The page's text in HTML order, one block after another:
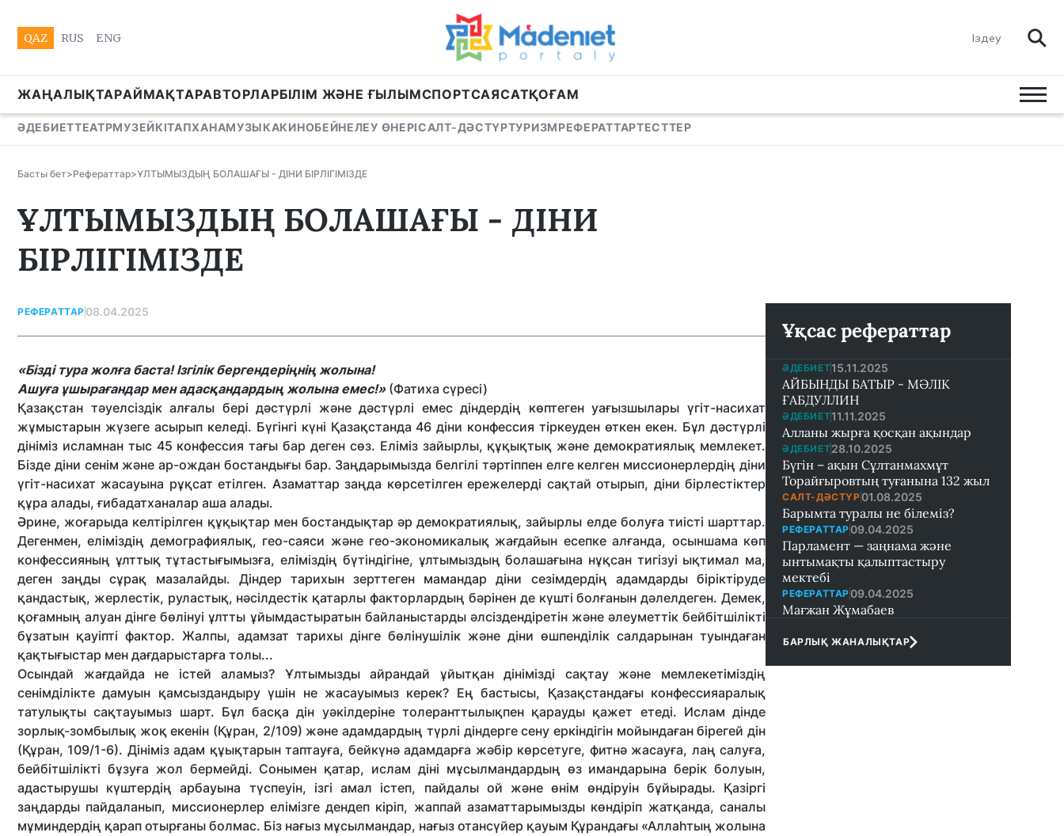
QAZ RUS ENG
ЖАҢАЛЫҚТАРАЙМАҚТАРАВТОРЛАРБІЛІМ ЖӘНЕ ҒЫЛЫМСПОРТСАЯСАТҚОҒАМ
ӘДЕБИЕТТЕАТРМУЗЕЙКІТАПХАНАМУЗЫКАКИНОБЕЙНЕЛЕУ ӨНЕРІСАЛТ-ДӘСТҮРТУРИЗМРЕФЕРАТТАРТЕСТТЕР
Басты бет>Рефераттар>ҰЛТЫМЫЗДЫҢ БОЛАШАҒЫ - ДІНИ БІРЛІГІМІЗДЕ
ҰЛТЫМЫЗДЫҢ БОЛАШАҒЫ - ДІНИ
БІРЛІГІМІЗДЕ
РЕФЕРАТТАР 08.04.2025
«Бізді тура жолға баста! Ізгілік бергендеріңнің жолына!
Ашуға ұшырағандар мен адасқандардың жолына емес!» (Фатиха сүресі)
Қазақстан тәуелсіздік алғалы бері дәстүрлі және дәстүрлі емес діндердің көптеген уағызшылары үгіт-насихат
жұмыстарын жүзеге асырып келеді. Бүгінгі күні Қазақстанда 46 діни конфессия тіркеуден өткен екен. Бұл дәстүрлі
дініміз исламнан тыс 45 конфессия тағы бар деген сөз. Еліміз зайырлы, құқықтық және демократиялық мемлекет.
Бізде діни сенім және ар-ождан бостандығы бар. Заңдарымызда белгілі тәртіппен елге келген миссионерлердің діни
үгіт-насихат жасауына рұқсат етілген. Азаматтар заңда көрсетілген ережелерді сақтай отырып, діни бірлестіктер
құра алады, ғибадатханалар аша алады.
Әрине, жоғарыда келтірілген құқықтар мен бостандықтар әр демократиялық, зайырлы елде болуға тиісті шарттар.
Дегенмен, еліміздің демографиялық, гео-саяси және гео-экономикалық жағдайын есепке алғанда, осыншама көп
конфессияның ұлттық тұтастығымызға, еліміздің бүтіндігіне, ұлтымыздың болашағына нұқсан тигізуі ықтимал ма,
деген заңды сұрақ мазалайды. Діндер тарихын зерттеген мамандар діни сезімдердің адамдарды біріктіруде
қандастық, жерлестік, руластық, нәсілдестік қатарлы факторлардың бәрінен де күшті болғанын дәлелдеген. Демек,
қоғамның алуан дінге бөлінуі ұлтты ұйымдастыратын байланыстарды әлсіздендіретін және әлеуметтік бейбітшілікті
бұзатын қауіпті фактор. Жалпы, адамзат тарихы дінге бөлінушілік және діни өшпенділік салдарынан туындаған
қақтығыстар мен дағдарыстарға толы...
Осындай жағдайда не істей аламыз? Ұлтымызды айрандай ұйытқан дінімізді сақтау және мемлекетіміздің
сенімділікте дамуын қамсыздандыру үшін не жасауымыз керек? Ең бастысы, Қазақстандағы конфессияаралық
татулықты сақтауымыз шарт. Бұл басқа дін уәкілдеріне толеранттылықпен қарауды қажет етеді. Ислам дінде
зорлық-зомбылық жоқ екенін (Құран, 2/109) және адамдардың түрлі діндерге сену еркіндігін мойындаған бірегей дін
(Құран, 109/1-6). Дініміз адам құықтарын таптауға, бейкүнә адамдарға жәбір көрсетуге, фитнә жасауға, лаң салуға,
бейбітшілікті бұзуға жол бермейді. Сонымен қатар, ислам діні мұсылмандардың өз имандарына берік болуын,
адастырушы күштердің арбауына түспеуін, ізгі амал істеп, пайдалы ой және өнім өндіруін бұйырады. Қазіргі
заңдарды пайдаланып, миссионерлер елімізге дендеп кіріп, жаппай азаматтарымызды көндіріп жатқанда, саналы
мұминдердің қарап отырғаны болмас. Біз нағыз мұсылмандар, нағыз отансүйер қауым Құрандағы «Аллаһтың жолына
Ұқсас рефераттар
ӘДЕБИЕТ15.11.2025
АЙБЫНДЫ БАТЫР - МӘЛІК
ҒАБДУЛЛИН
ӘДЕБИЕТ11.11.2025
Алланы жырға қосқан ақындар
ӘДЕБИЕТ28.10.2025
Бүгін – ақын Сұлтанмахмұт
Торайғыровтың туғанына 132 жыл
САЛТ-ДӘСТҮР 01.08.2025
Барымта туралы не білеміз?
РЕФЕРАТТАР 09.04.2025
Парламент — заңнама және
ынтымақты қалыптастыру
мектебi
РЕФЕРАТТАР 09.04.2025
Мағжан Жұмабаев
БАРЛЫҚ ЖАНАЛЫҚТАР